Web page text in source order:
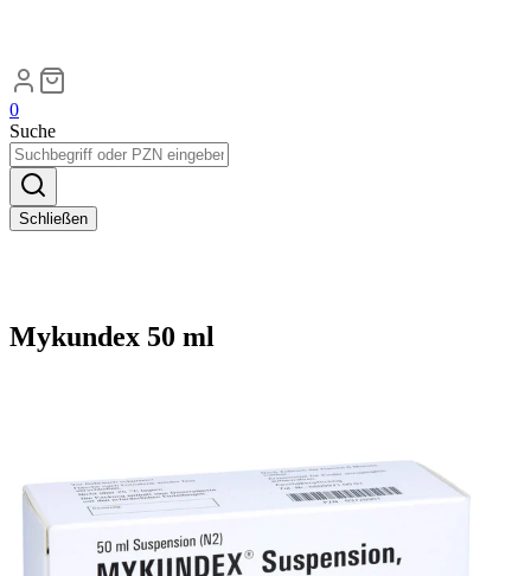
0
Suche
Schließen
Mykundex 50 ml